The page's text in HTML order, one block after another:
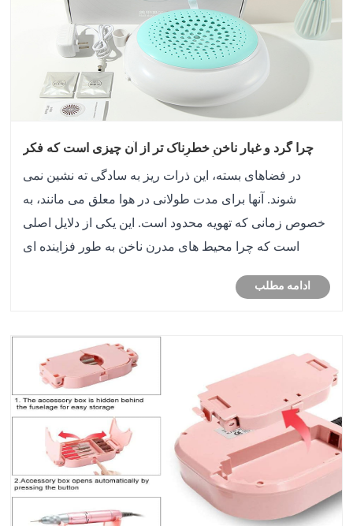
چرا گرد و غبار ناخن خطرناک تر از آن چیزی است که فکر
در فضاهای بسته، این ذرات ریز به سادگی ته نشین نمی
شوند. آنها برای مدت طولانی در هوا معلق می مانند، به
خصوص زمانی که تهویه محدود است. این یکی از دلایل اصلی
است که چرا محیط های مدرن ناخن به طور فزاینده ای
مدیریت موثرتر ذرات معلق در هوا در نظر می گی......
ادامه مطلب